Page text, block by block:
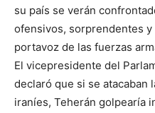
su país se verán
ofensivos, sorprendentes
portavoz de las fuerzas
El vicepresidente del
declaró que si se atacaban
iraníes, Teherán golpearía